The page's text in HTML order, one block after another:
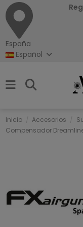
España
Español
Inicio Accesorios
Compensador